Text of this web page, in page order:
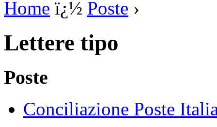
Home ï¿½ Poste ›
Lettere tipo
Poste
Conciliazione Poste